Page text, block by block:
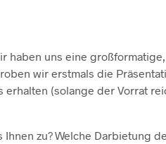
haben uns eine großformatige,
wir erstmals die
(solange der Vorrat
zu? Welche Darbietung